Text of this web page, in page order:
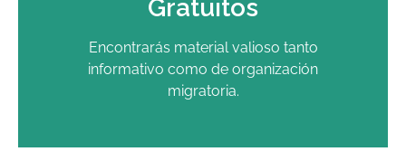
Gratuitos
Encontrarás material valioso tanto
informativo como de organización
migratoria.